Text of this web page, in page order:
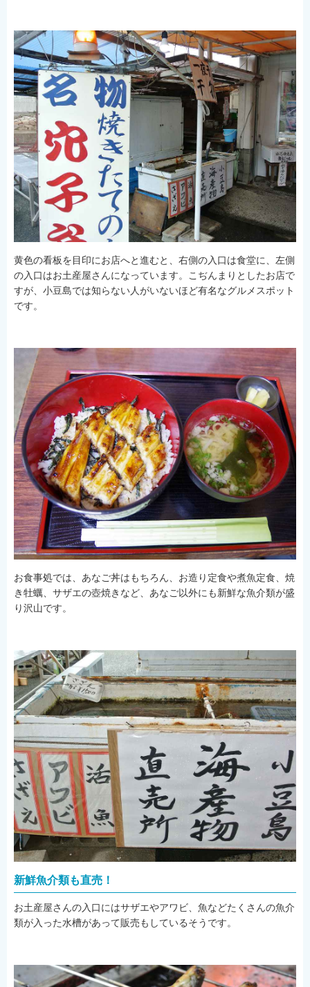
ご利用の諸注意
よくある質問
ご旅行の流れ
会社案内
会社情報
登録票
旅行業約款・条件書
お問い合わせ
黄色の看板を目印にお店へと進むと、右側の入口は食堂に、左側
の入口はお土産屋さんになっています。こぢんまりとしたお店で
すが、小豆島では知らない人がいないほど有名なグルメスポット
です。
お食事処では、あなご丼はもちろん、お造り定食や煮魚定食、焼
き牡蠣、サザエの壺焼きなど、あなご以外にも新鮮な魚介類が盛
り沢山です。
新鮮魚介類も直売！
お土産屋さんの入口にはサザエやアワビ、魚などたくさんの魚介
類が入った水槽があって販売もしているそうです。